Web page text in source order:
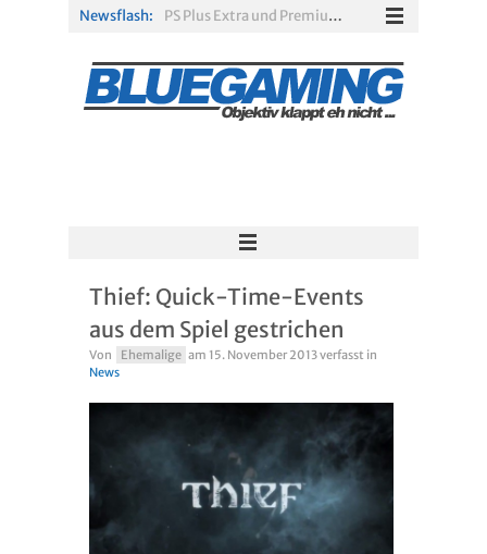
Newsflash:
PS Plus Extra und Premium: Erste Abgänge für August 2026 bestätigt
„Borderlands 4“ trifft „Subnautica“: Kostenloses Update schickt euch in die Tiefsee
Xbox Game Pass: Diese neuen Spiele erscheinen im August 2026
„ARC Raiders“-Spieler erhalten exklusives Outfit für „The Finals“
Thief: Quick-Time-Events
aus dem Spiel gestrichen
Von Ehemalige am 15. November 2013verfasst in
News